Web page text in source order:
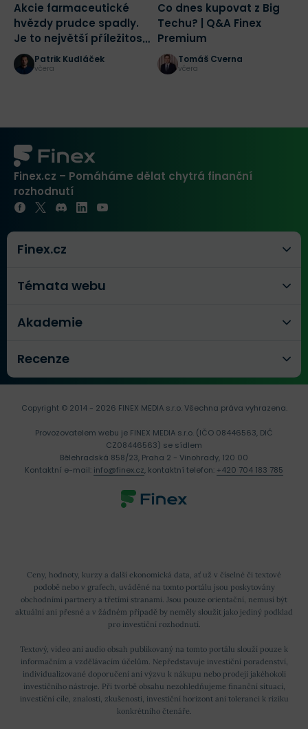
Akcie farmaceutické
hvězdy prudce spadly.
Je to největší příležitost
tohoto desetiletí?
Patrik Kudláček
včera
Co dnes kupovat z Big
Techu? | Q&A Finex
Premium
Tomáš Cverna
včera
Finex.cz – Pomáháme dělat chytrá finanční
rozhodnutí
Finex.cz
Témata webu
Akademie
Recenze
Ceny, hodnoty, kurzy a další ekonomická data, ať už v číselné či textové
podobě nebo v grafech, uváděné na tomto portálu jsou poskytovány
obchodními partnery a třetími stranami. Jsou pouze orientační, nemusí být
aktuální ani přesné a v žádném případě by neměly sloužit jako jediný podklad
pro investiční rozhodnutí.
Textový, video ani audio obsah publikovaný na tomto portálu slouží pouze k
informačním a vzdělávacím účelům. Nepředstavuje investiční poradenství,
individualizované doporučení ani výzvu k nákupu nebo prodeji jakéhokoli
investičního nástroje. Při tvorbě obsahu nezohledňujeme finanční situaci,
investiční cíle, znalosti, zkušenosti, investiční horizont ani toleranci k riziku
konkrétního čtenáře.
Copyright © 2014 - 2026 FINEX MEDIA s.r.o.Všechna práva vyhrazena.
Provozovatelem webu je FINEX MEDIA s.r.o. (IČO 08446563, DIČ
CZ08446563) se sídlem
Bělehradská 858/23, Praha 2 - Vinohrady, 120 00
Kontaktní e-mail: info@finex.cz, kontaktní telefon: +420 704 183 785